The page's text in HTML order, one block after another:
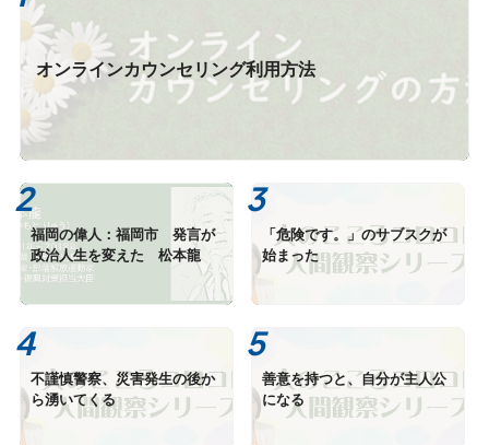
オンラインカウンセリング利用方法
福岡の偉人：福岡市 発言が
政治人生を変えた 松本龍
「危険です。」のサブスクが
始まった
不謹慎警察、災害発生の後か
ら湧いてくる
善意を持つと、自分が主人公
になる